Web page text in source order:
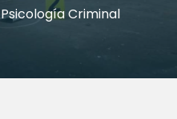
Psicología Criminal